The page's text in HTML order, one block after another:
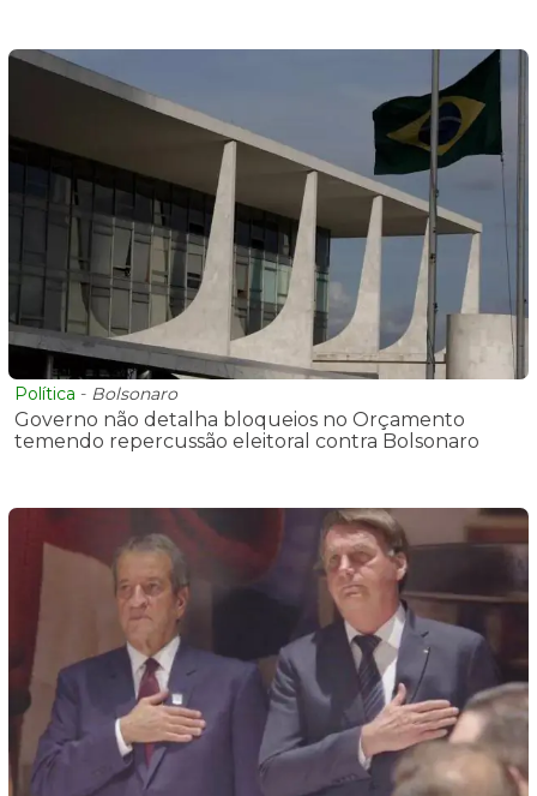
Política - Bolsonaro
Governo não detalha bloqueios no Orçamento
temendo repercussão eleitoral contra Bolsonaro